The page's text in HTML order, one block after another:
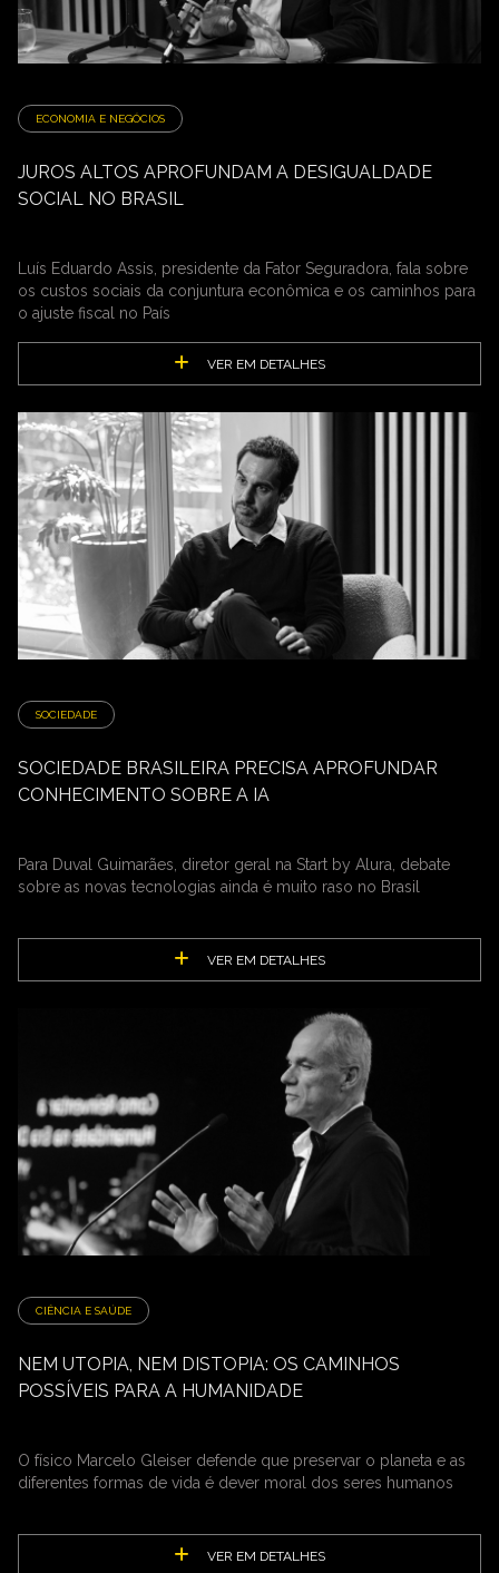
ECONOMIA E NEGÓCIOS
JUROS ALTOS APROFUNDAM A DESIGUALDADE
SOCIAL NO BRASIL
Luís Eduardo Assis, presidente da Fator Seguradora, fala sobre
os custos sociais da conjuntura econômica e os caminhos para
o ajuste fiscal no País
VER EM DETALHES
SOCIEDADE
SOCIEDADE BRASILEIRA PRECISA APROFUNDAR
CONHECIMENTO SOBRE A IA
Para Duval Guimarães, diretor geral na Start by Alura, debate
sobre as novas tecnologias ainda é muito raso no Brasil
VER EM DETALHES
CIÊNCIA E SAÚDE
NEM UTOPIA, NEM DISTOPIA: OS CAMINHOS
POSSÍVEIS PARA A HUMANIDADE
O físico Marcelo Gleiser defende que preservar o planeta e as
diferentes formas de vida é dever moral dos seres humanos
VER EM DETALHES